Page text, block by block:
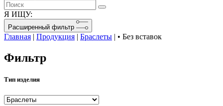
Я ИЩУ:
Расширенный фильтр
Главная | Продукция | Браслеты | • Без вставок
Фильтр
Тип изделия